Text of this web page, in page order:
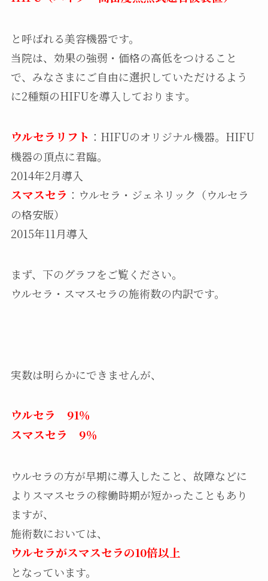
と呼ばれる美容機器です。
当院は、効果の強弱・価格の高低をつけること
で、みなさまにご自由に選択していただけるよう
に2種類のHIFUを導入しております。
ウルセラリフト ：HIFUのオリジナル機器。HIFU
機器の頂点に君臨。
2014年2月導入
スマスセラ ：ウルセラ・ジェネリック（ウルセラ
の格安版）
2015年11月導入
まず、下のグラフをご覧ください。
ウルセラ・スマスセラの施術数の内訳です。
実数は明らかにできませんが、
ウルセラ 91％
スマスセラ 9％
ウルセラの方が早期に導入したこと、故障などに
よりスマスセラの稼働時期が短かったこともあり
ますが、
施術数においては、
ウルセラがスマスセラの10倍以上
となっています。